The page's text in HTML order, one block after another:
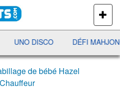
PLUS
DE
JEUX
UNO DISCO DÉFI
de bébé Hazel